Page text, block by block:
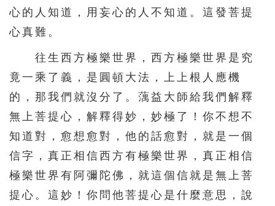
561 562 563 564 565
566
571 572 573 574 575
576 577 578 579 580
581 582 583 584 585
591 592 593 594 595
596 597 598 599 600
601 602 603 604 605
心的人知道，用妄心的人不知道。這發菩提
心真難。
往生西方極樂世界，西方極樂世界是究
竟一乘了義，是圓頓大法，上上根人應機
的，那我們就沒分了。蕅益大師給我們解釋
無上菩提心，解釋得妙，妙極了！你不想不
知道對，愈想愈對，他的話愈對，就是一個
信字，真正相信西方有極樂世界，真正相信
極樂世界有阿彌陀佛，就這個信就是無上菩
提心。這妙！你問他菩提心是什麼意思，說